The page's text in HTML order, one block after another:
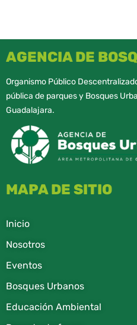
AGENCIA DE
Organismo Público
pública de parques y Bosques
Guadalajara.
MAPA DE SITIO
Inicio
Nosotros
Eventos
Bosques Urbanos
Educación Ambiental